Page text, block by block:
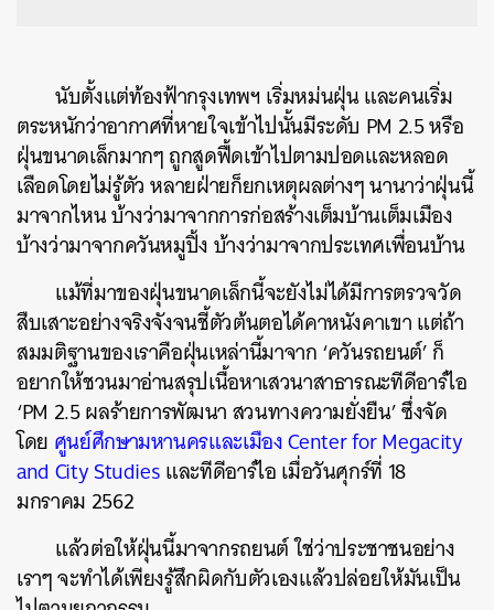
นับตั้งแต่ท้องฟ้ากรุงเทพฯ เริ่มหม่นฝุ่น และคนเริ่ม
ตระหนักว่าอากาศที่หายใจเข้าไปนั้นมีระดับ PM 2.5 หรือ
ฝุ่นขนาดเล็กมากๆ ถูกสูดฟื้ดเข้าไปตามปอดและหลอด
เลือดโดยไม่รู้ตัว หลายฝ่ายก็ยกเหตุผลต่างๆ นานาว่าฝุ่นนี้
มาจากไหน บ้างว่ามาจากการก่อสร้างเต็มบ้านเต็มเมือง
บ้างว่ามาจากควันหมูปิ้ง บ้างว่ามาจากประเทศเพื่อนบ้าน
แม้ที่มาของฝุ่นขนาดเล็กนี้จะยังไม่ได้มีการตรวจวัด
สืบเสาะอย่างจริงจังจนชี้ตัวต้นตอได้คาหนังคาเขา แต่ถ้า
สมมติฐานของเราคือฝุ่นเหล่านี้มาจาก ‘ควันรถยนต์’ ก็
อยากให้ชวนมาอ่านสรุปเนื้อหาเสวนาสาธารณะทีดีอาร์ไอ
‘PM 2.5 ผลร้ายการพัฒนา สวนทางความยั่งยืน’ ซึ่งจัด
โดย ศูนย์ศึกษามหานครและเมือง Center for Megacity
and City Studiesและทีดีอาร์ไอ เมื่อวันศุกร์ที่ 18
มกราคม 2562
แล้วต่อให้ฝุ่นนี้มาจากรถยนต์ ใช่ว่าประชาชนอย่าง
เราๆ จะทำได้เพียงรู้สึกผิดกับตัวเองแล้วปล่อยให้มันเป็น